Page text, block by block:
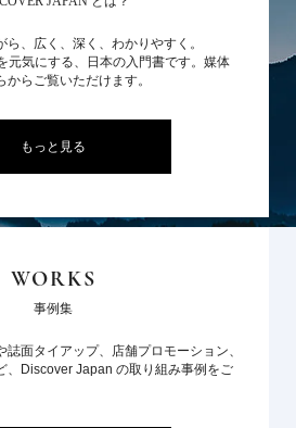
、広く、深く、わかりやすく。
元気にする、日本の入門書です。媒体
らご覧いただけます。
もっと見る
WORKS
事例集
面タイアップ、店舗プロモーション、
、Discover Japan の取り組み事例をご